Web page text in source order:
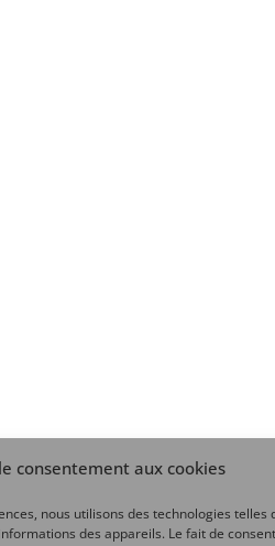
consentement aux cookies
nous utilisons des technologies telles
des appareils. Le fait de